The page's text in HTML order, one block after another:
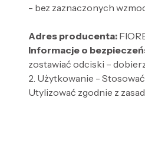
- bez zaznaczonych
Adres producenta:
Informacje o
zostawiać odciski –
2. Użytkowanie -
Utylizować zgodnie z